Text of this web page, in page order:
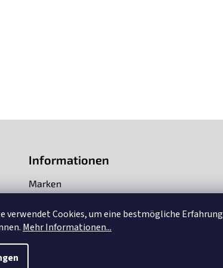
verwendet Cookies, um eine bestmögliche Erfahrung
Mehr Informationen...
Informationen
Marken
Über uns